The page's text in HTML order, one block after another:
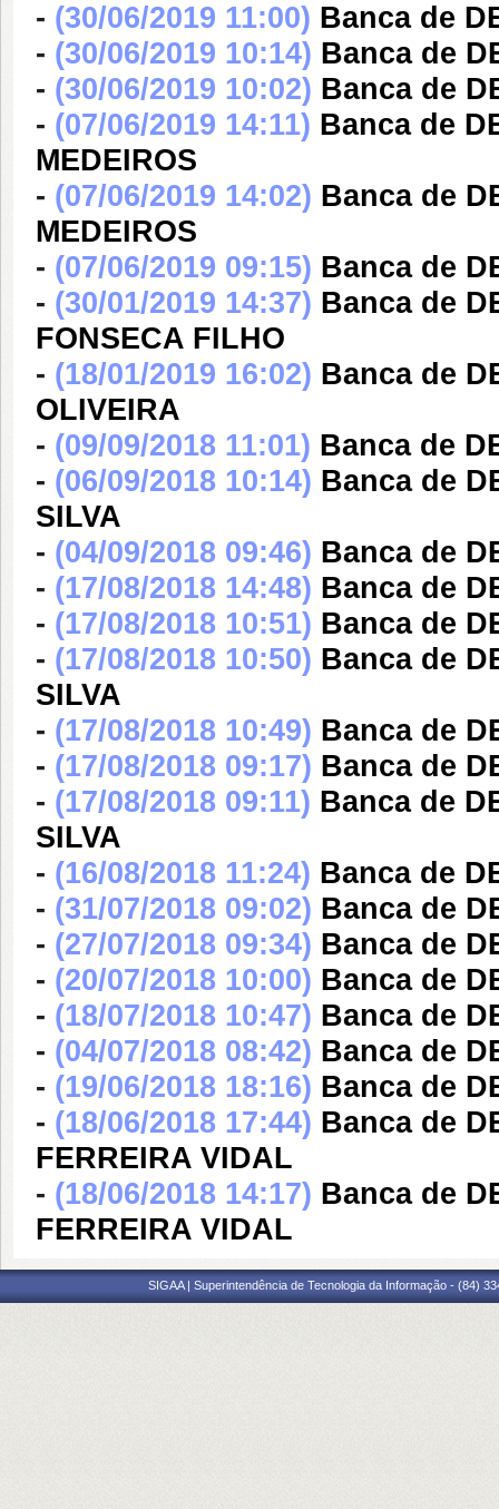
- (30/06/2019 11:00) Banca de
- (30/06/2019 10:14) Banca de
- (30/06/2019 10:02) Banca de
- (07/06/2019 14:11) Banca de
MEDEIROS
- (07/06/2019 14:02) Banca de
MEDEIROS
- (07/06/2019 09:15) Banca de
- (30/01/2019 14:37) Banca de
FONSECA FILHO
- (18/01/2019 16:02) Banca de
OLIVEIRA
- (09/09/2018 11:01) Banca de
- (06/09/2018 10:14) Banca de
SILVA
- (04/09/2018 09:46) Banca de
- (17/08/2018 14:48) Banca de
- (17/08/2018 10:51) Banca de
- (17/08/2018 10:50) Banca de
SILVA
- (17/08/2018 10:49) Banca de
- (17/08/2018 09:17) Banca de
- (17/08/2018 09:11) Banca de
SILVA
- (16/08/2018 11:24) Banca de
- (31/07/2018 09:02) Banca de
- (27/07/2018 09:34) Banca de
- (20/07/2018 10:00) Banca de
- (18/07/2018 10:47) Banca de
- (04/07/2018 08:42) Banca de
- (19/06/2018 18:16) Banca de
- (18/06/2018 17:44) Banca de
FERREIRA VIDAL
- (18/06/2018 14:17) Banca de
FERREIRA VIDAL
SIGAA | Superintendência de Tecnologia da Informação - (84)